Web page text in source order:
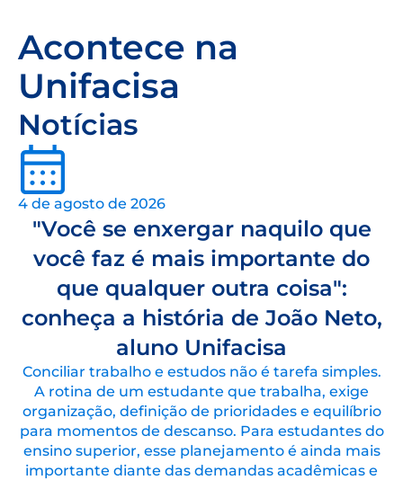
Acontece na
Unifacisa
Notícias
4 de agosto de 2026
"Você se enxergar naquilo que
você faz é mais importante do
que qualquer outra coisa":
conheça a história de João Neto,
aluno Unifacisa
Conciliar trabalho e estudos não é tarefa simples.
A rotina de um estudante que trabalha, exige
organização, definição de prioridades e equilíbrio
para momentos de descanso. Para estudantes do
ensino superior, esse planejamento é ainda mais
importante diante das demandas acadêmicas e